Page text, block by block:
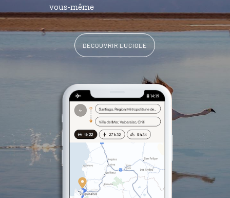
vous-même
DÉCOUVRIR LUCIOLE